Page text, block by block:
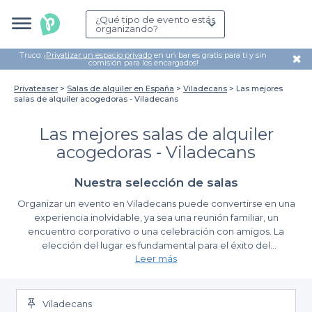
¿Qué tipo de evento estás
organizando?
Truco: ¡Privatizar un espacio privado en un bar es gratis para ti y sin
comisión para los encargados! ✖
Privateaser Salas de alquiler en España Viladecans
Las mejores
salas de alquiler acogedoras - Viladecans
Las mejores salas de alquiler
acogedoras - Viladecans
Nuestra selección de salas
Organizar un evento en Viladecans puede convertirse en una
experiencia inolvidable, ya sea una reunión familiar, un
encuentro corporativo o una celebración con amigos. La
elección del lugar es fundamental para el éxito del
acontecimiento, y en esta encantadora ciudad, tenemos a tu
un ambiente perfecto para cualquier necesidad.
Ventajas de utilizar Privateaser
A través de Privateaser, hemos realizado una cuidadosa
Leer más
Viladecans